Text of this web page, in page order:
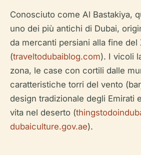
Conosciuto come Al Bastakiya,
uno dei più antichi di Dubai,
da mercanti persiani alla fine del
(traveltodubaiblog.com). I vicoli
zona, le case con cortili dalle
caratteristiche torri del vento
design tradizionale degli Emirati
vita nel deserto (
dubaiculture.gov.ae).